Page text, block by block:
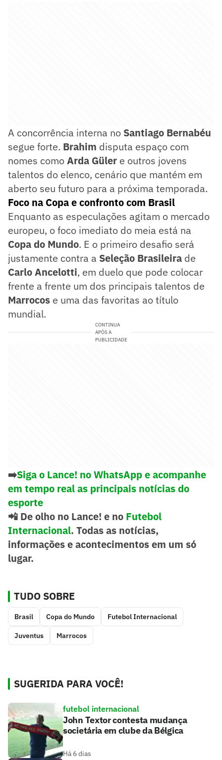
A concorrência interna no Santiago Bernabéu
segue forte. Brahim disputa espaço com
nomes comoArda Güler e outros jovens
talentos do elenco, cenário que mantém em
aberto seu futuro para a próxima temporada.
Foco na Copa e confronto com Brasil
Enquanto as especulações agitam o mercado
europeu, o foco imediato do meia está na
Copa do Mundo. E o primeiro desafio será
justamente contra a Seleção Brasileira de
Carlo Ancelotti, em duelo que pode colocar
frente a frente um dos principais talentos de
Marrocos e uma das favoritas ao título
mundial.
CONTINUA
APÓS A
PUBLICIDADE
➡️Siga o Lance! no WhatsApp e acompanhe
em tempo real as principais notícias do
esporte
📲 De olho no Lance! e no Futebol
Internacional. Todas as notícias,
informações e acontecimentos em um só
lugar.
TUDO SOBRE
Brasil Copa do Mundo Futebol Internacional
Juventus Marrocos
SUGERIDA PARA VOCÊ!
futebol internacional
John Textor contesta mudança
societária em clube da Bélgica
Há 6 dias